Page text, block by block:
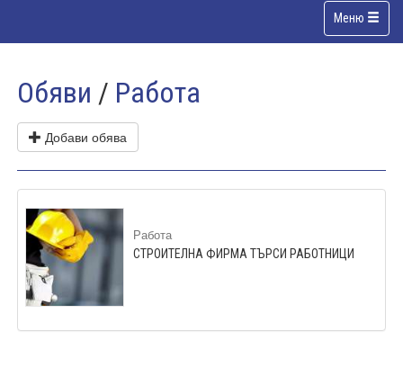
Меню
Обяви / Работа
Добави обява
Работа
СТРОИТЕЛНА ФИРМА ТЪРСИ РАБОТНИЦИ